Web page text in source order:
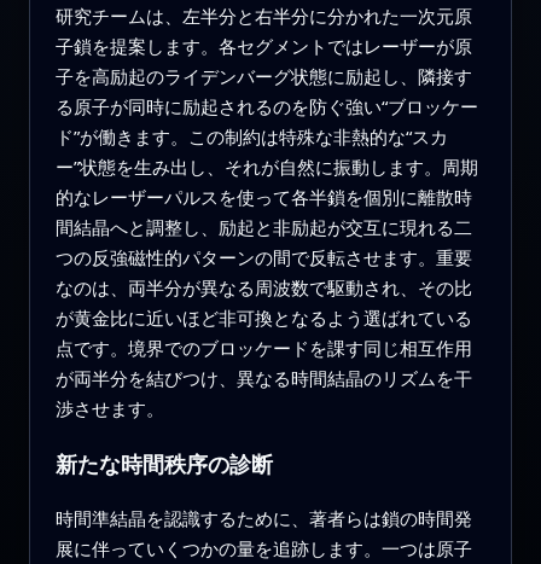
研究チームは、左半分と右半分に分かれた一次元原
子鎖を提案します。各セグメントではレーザーが原
子を高励起のライデンバーグ状態に励起し、隣接す
る原子が同時に励起されるのを防ぐ強い“ブロッケー
ド”が働きます。この制約は特殊な非熱的な“スカ
ー”状態を生み出し、それが自然に振動します。周期
的なレーザーパルスを使って各半鎖を個別に離散時
間結晶へと調整し、励起と非励起が交互に現れる二
つの反強磁性的パターンの間で反転させます。重要
なのは、両半分が異なる周波数で駆動され、その比
が黄金比に近いほど非可換となるよう選ばれている
点です。境界でのブロッケードを課す同じ相互作用
が両半分を結びつけ、異なる時間結晶のリズムを干
渉させます。
新たな時間秩序の診断
時間準結晶を認識するために、著者らは鎖の時間発
展に伴っていくつかの量を追跡します。一つは原子